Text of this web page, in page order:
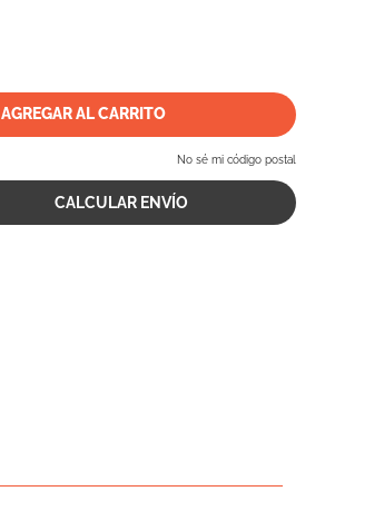
AGREGAR AL CARRITO
No sé mi código postal